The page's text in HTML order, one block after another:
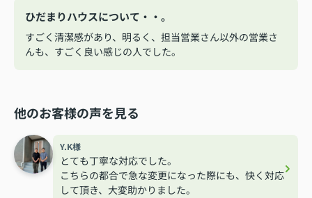
ひだまりハウスについて・・。
すごく清潔感があり、明るく、担当営業さん以外の営業さ
んも、すごく良い感じの人でした。
他のお客様の声を見る
Y.K様
とても丁寧な対応でした。
こちらの都合で急な変更になった際にも、快く対応
して頂き、大変助かりました。